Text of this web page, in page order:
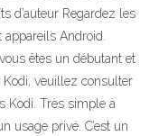
d’auteur Regardez les
Android.
êtes un débutant et
veuillez consulter
Kodi. Très simple à
usage privé. C’est un